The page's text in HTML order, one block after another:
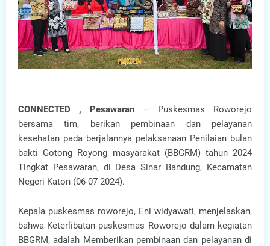
CONNECTED , Pesawaran – Puskesmas Roworejo
bersama tim, berikan pembinaan dan pelayanan
kesehatan pada berjalannya pelaksanaan Penilaian bulan
bakti Gotong Royong masyarakat (BBGRM) tahun 2024
Tingkat Pesawaran, di Desa Sinar Bandung, Kecamatan
Negeri Katon (06-07-2024).
Kepala puskesmas roworejo, Eni widyawati, menjelaskan,
bahwa Keterlibatan puskesmas Roworejo dalam kegiatan
BBGRM, adalah Memberikan pembinaan dan pelayanan di